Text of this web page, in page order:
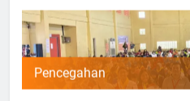
Pencegahan